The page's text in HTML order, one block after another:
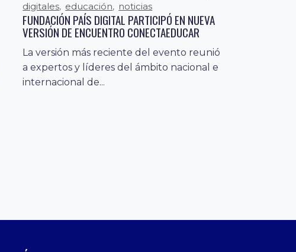
digitales, educación, noticias
FUNDACIÓN PAÍS DIGITAL PARTICIPÓ EN NUEVA
VERSIÓN DE ENCUENTRO CONECTAEDUCAR
La versión más reciente del evento reunió
a expertos y líderes del ámbito nacional e
internacional de...